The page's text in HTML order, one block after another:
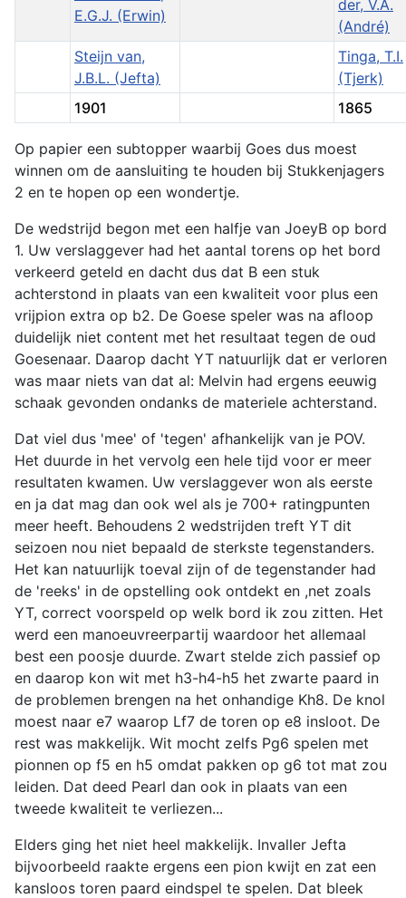
E.G.J. (Erwin)
der, V.A.
(André)
Steijn van,
J.B.L. (Jefta)
Tinga, T.I.
(Tjerk)
1901
1865
Op papier een subtopper waarbij Goes dus moest
winnen om de aansluiting te houden bij Stukkenjagers
2 en te hopen op een wondertje.
De wedstrijd begon met een halfje van JoeyB op bord
1. Uw verslaggever had het aantal torens op het bord
verkeerd geteld en dacht dus dat B een stuk
achterstond in plaats van een kwaliteit voor plus een
vrijpion extra op b2. De Goese speler was na afloop
duidelijk niet content met het resultaat tegen de oud
Goesenaar. Daarop dacht YT natuurlijk dat er verloren
was maar niets van dat al: Melvin had ergens eeuwig
schaak gevonden ondanks de materiele achterstand.
Dat viel dus 'mee' of 'tegen' afhankelijk van je POV.
Het duurde in het vervolg een hele tijd voor er meer
resultaten kwamen. Uw verslaggever won als eerste
en ja dat mag dan ook wel als je 700+ ratingpunten
meer heeft. Behoudens 2 wedstrijden treft YT dit
seizoen nou niet bepaald de sterkste tegenstanders.
Het kan natuurlijk toeval zijn of de tegenstander had
de 'reeks' in de opstelling ook ontdekt en ,net zoals
YT, correct voorspeld op welk bord ik zou zitten. Het
werd een manoeuvreerpartij waardoor het allemaal
best een poosje duurde. Zwart stelde zich passief op
en daarop kon wit met h3-h4-h5 het zwarte paard in
de problemen brengen na het onhandige Kh8. De knol
moest naar e7 waarop Lf7 de toren op e8 insloot. De
rest was makkelijk. Wit mocht zelfs Pg6 spelen met
pionnen op f5 en h5 omdat pakken op g6 tot mat zou
leiden. Dat deed Pearl dan ook in plaats van een
tweede kwaliteit te verliezen...
Elders ging het niet heel makkelijk. Invaller Jefta
bijvoorbeeld raakte ergens een pion kwijt en zat een
kansloos toren paard eindspel te spelen. Dat bleek